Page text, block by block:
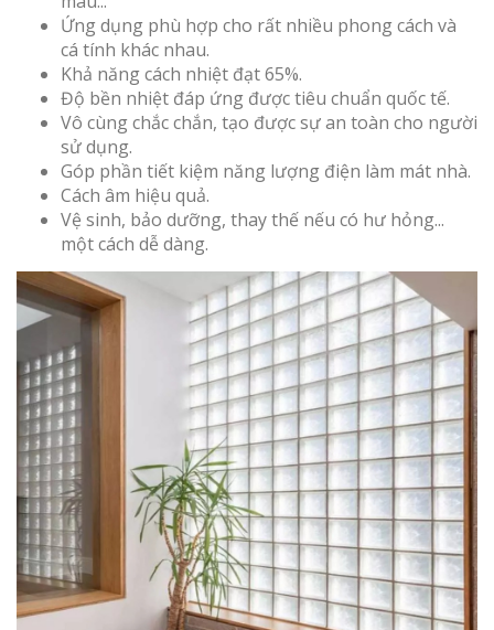
Ứng dụng phù hợp cho rất nhiều phong cách và
cá tính khác nhau.
Khả năng cách nhiệt đạt 65%.
Độ bền nhiệt đáp ứng được tiêu chuẩn quốc tế.
Vô cùng chắc chắn, tạo được sự an toàn cho người
sử dụng.
Góp phần tiết kiệm năng lượng điện làm mát nhà.
Cách âm hiệu quả.
Vệ sinh, bảo dưỡng, thay thế nếu có hư hỏng...
một cách dễ dàng.